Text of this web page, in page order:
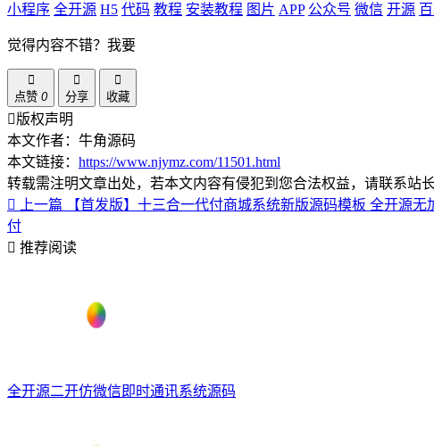
小程序 全开源 H5 代码 教程 安装教程 图片 APP 公众号 微信 开源
觉得内容不错？我要
点赞 0 分享 收藏
版权声明
本文作者：牛角源码
本文链接： https://www.njymz.com/11501.html
转载需注明文章出处，若本文内容有侵犯到您合法权益，请联系站
上一篇
【首发版】十三合一代付商城系统新版源码模板 全开源无
付
推荐阅读
全开源二开仿微信即时通讯系统源码